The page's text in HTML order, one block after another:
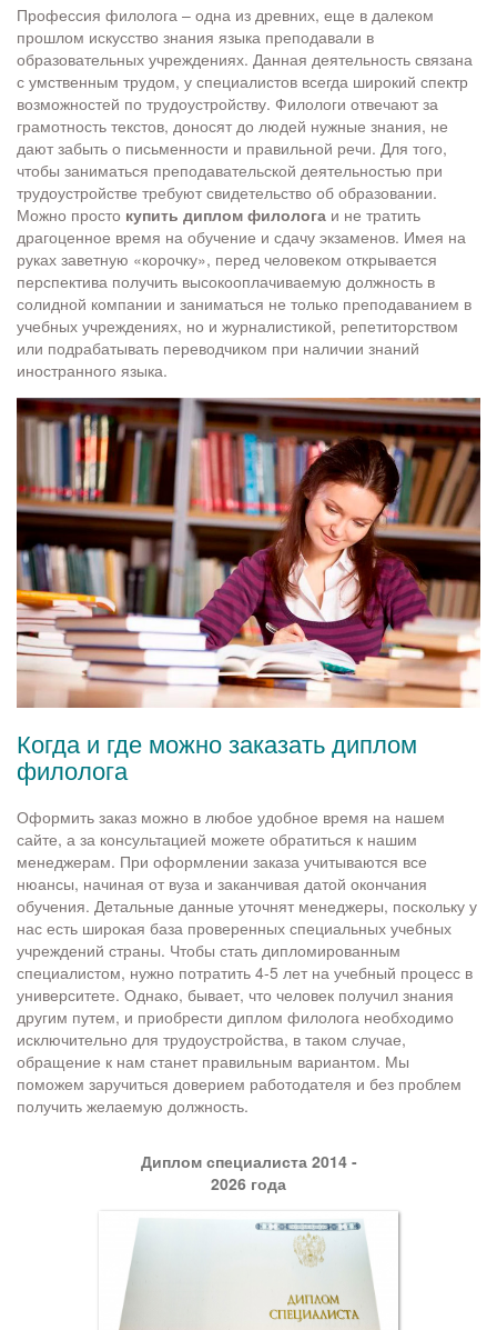
Профессия филолога – одна из древних, еще в далеком
прошлом искусство знания языка преподавали в
образовательных учреждениях. Данная деятельность связана
с умственным трудом, у специалистов всегда широкий спектр
возможностей по трудоустройству. Филологи отвечают за
грамотность текстов, доносят до людей нужные знания, не
дают забыть о письменности и правильной речи. Для того,
чтобы заниматься преподавательской деятельностью при
трудоустройстве требуют свидетельство об образовании.
Можно просто купить диплом филолога и не тратить
драгоценное время на обучение и сдачу экзаменов. Имея на
руках заветную «корочку», перед человеком открывается
перспектива получить высокооплачиваемую должность в
солидной компании и заниматься не только преподаванием в
учебных учреждениях, но и журналистикой, репетиторством
или подрабатывать переводчиком при наличии знаний
иностранного языка.
Когда и где можно заказать диплом
филолога
Оформить заказ можно в любое удобное время на нашем
сайте, а за консультацией можете обратиться к нашим
менеджерам. При оформлении заказа учитываются все
нюансы, начиная от вуза и заканчивая датой окончания
обучения. Детальные данные уточнят менеджеры, поскольку у
нас есть широкая база проверенных специальных учебных
учреждений страны. Чтобы стать дипломированным
специалистом, нужно потратить 4-5 лет на учебный процесс в
университете. Однако, бывает, что человек получил знания
другим путем, и приобрести диплом филолога необходимо
исключительно для трудоустройства, в таком случае,
обращение к нам станет правильным вариантом. Мы
поможем заручиться доверием работодателя и без проблем
получить желаемую должность.
Диплом специалиста 2014 -
2026 года